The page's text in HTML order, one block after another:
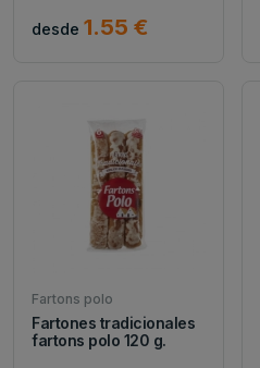
desde 1.55 €
Fartons polo
Fartones tradicionales
fartons polo 120 g.